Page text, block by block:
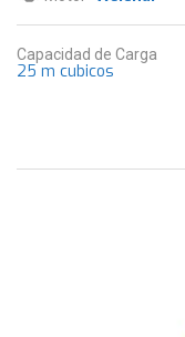
Capacidad de Carga
25 m cubicos